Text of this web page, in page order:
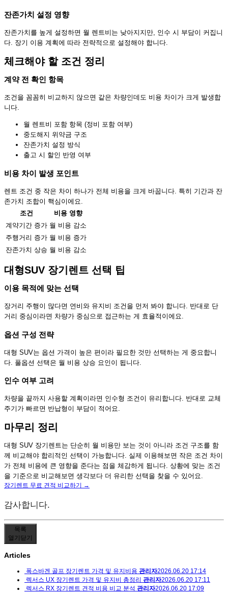
잔존가치 설정 영향
잔존가치를 높게 설정하면 월 렌트비는 낮아지지만, 인수 시 부담이 커집니
다. 장기 이용 계획에 따라 전략적으로 설정해야 합니다.
체크해야 할 조건 정리
계약 전 확인 항목
조건을 꼼꼼히 비교하지 않으면 같은 차량인데도 비용 차이가 크게 발생합
니다.
월 렌트비 포함 항목 (정비 포함 여부)
중도해지 위약금 구조
잔존가치 설정 방식
출고 시 할인 반영 여부
비용 차이 발생 포인트
렌트 조건 중 작은 차이 하나가 전체 비용을 크게 바꿉니다. 특히 기간과 잔
존가치 조합이 핵심이에요.
조건
비용 영향
계약기간 증가 월 비용 감소
주행거리 증가 월 비용 증가
잔존가치 상승 월 비용 감소
대형SUV 장기렌트 선택 팁
이용 목적에 맞는 선택
장거리 주행이 많다면 연비와 유지비 조건을 먼저 봐야 합니다. 반대로 단
거리 중심이라면 차량가 중심으로 접근하는 게 효율적이에요.
옵션 구성 전략
대형 SUV는 옵션 가격이 높은 편이라 필요한 것만 선택하는 게 중요합니
다. 풀옵션 선택은 월 비용 상승 요인이 됩니다.
인수 여부 고려
차량을 끝까지 사용할 계획이라면 인수형 조건이 유리합니다. 반대로 교체
주기가 빠르면 반납형이 부담이 적어요.
마무리 정리
대형 SUV 장기렌트는 단순히 월 비용만 보는 것이 아니라 조건 구조를 함
께 비교해야 합리적인 선택이 가능합니다. 실제 이용해보면 작은 조건 차이
가 전체 비용에 큰 영향을 준다는 점을 체감하게 됩니다. 상황에 맞는 조건
을 기준으로 비교해보면 생각보다 더 유리한 선택을 찾을 수 있어요.
장기렌트 무료 견적 비교하기 →
감사합니다.
목록
열기 닫기
Articles
폭스바겐 골프 장기렌트 가격 및 유지비용 관리자2026.06.20 17:14
렉서스 UX 장기렌트 가격 및 유지비 총정리 관리자2026.06.20 17:11
렉서스 RX 장기렌트 견적 비용 비교 분석 관리자2026.06.20 17:09